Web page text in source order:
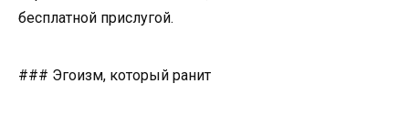
бесплатной прислугой.
### Эгоизм, который ранит